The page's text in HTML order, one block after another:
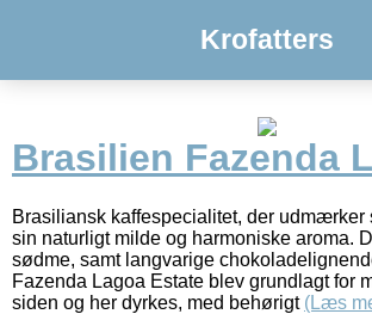
Krofatters
Brasilien Fazenda
Brasiliansk kaffespecialitet, der udmærker
sin naturligt milde og harmoniske aroma.
sødme, samt langvarige
Fazenda Lagoa Estate blev grundlagt for
siden og her dyrkes, med behørigt (Læs